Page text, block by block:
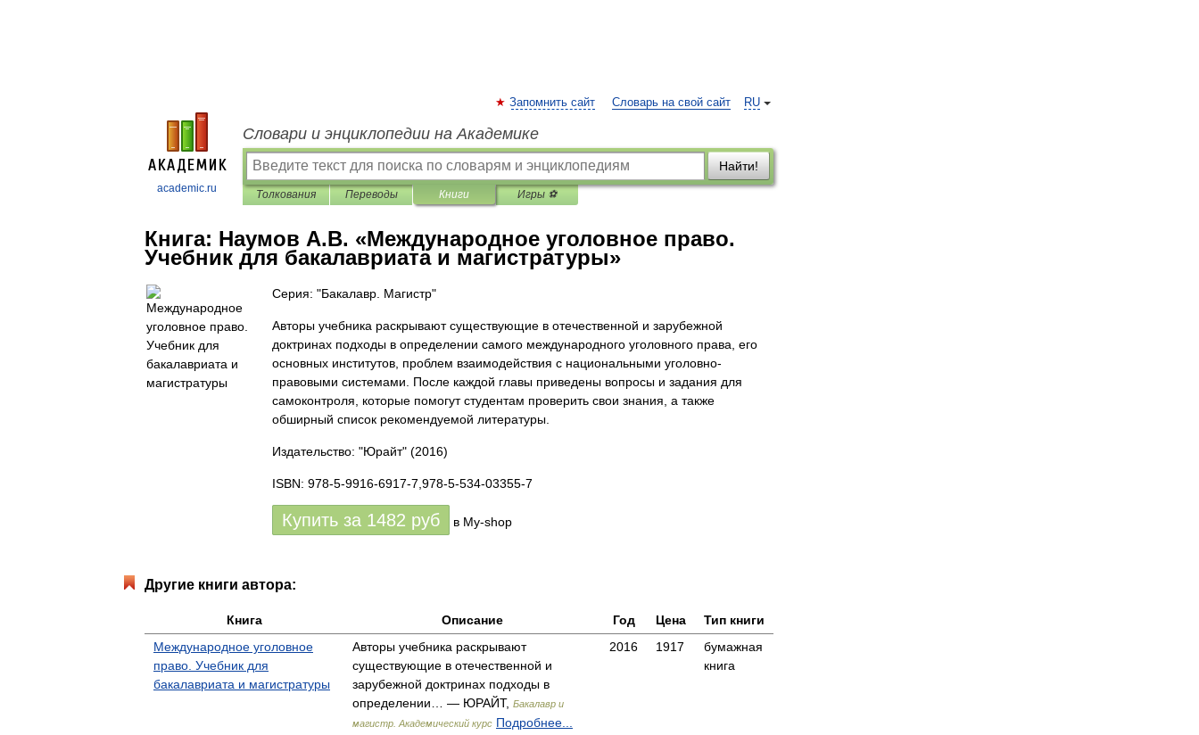
academic.ru
RU
Запомнить сайт Словарь на свой сайт
Словари и энциклопедии на Академике
Найти!
Толкования Переводы Книги Игры ⚽
Книга: Наумов А.В. «Международное уголовное право.
Учебник для бакалавриата и магистратуры»
Серия: "Бакалавр. Магистр"
Авторы учебника раскрывают существующие в отечественной и зарубежной
доктринах подходы в определении самого международного уголовного права, его
основных институтов, проблем взаимодействия с национальными уголовно-
правовыми системами. После каждой главы приведены вопросы и задания для
самоконтроля, которые помогут студентам проверить свои знания, а также
обширный список рекомендуемой литературы.
Издательство: "Юрайт" (2016)
ISBN: 978-5-9916-6917-7,978-5-534-03355-7
Купить за 1482 руб в My-shop
Другие книги автора:
Книга Описание Год Цена
Тип книги
Международное уголовное
право. Учебник для
бакалавриата и магистратуры
Авторы учебника раскрывают
существующие в отечественной и
зарубежной доктринах подходы в
определении… — ЮРАЙТ, Бакалавр и
магистр. Академический курс Подробнее...
2016 1917
бумажная
книга